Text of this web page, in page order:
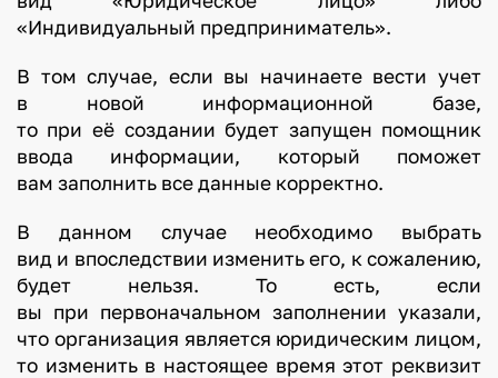
«Индивидуальный предприниматель».
В том случае, если вы начинаете вести учет
в новой информационной базе,
то при её создании будет запущен помощник
ввода информации, который поможет
вам заполнить все данные корректно.
В данном случае необходимо выбрать
вид и впоследствии изменить его, к сожалению,
будет нельзя. То есть, если
вы при первоначальном заполнении указали,
что организация является юридическим лицом,
то изменить в настоящее время этот реквизит